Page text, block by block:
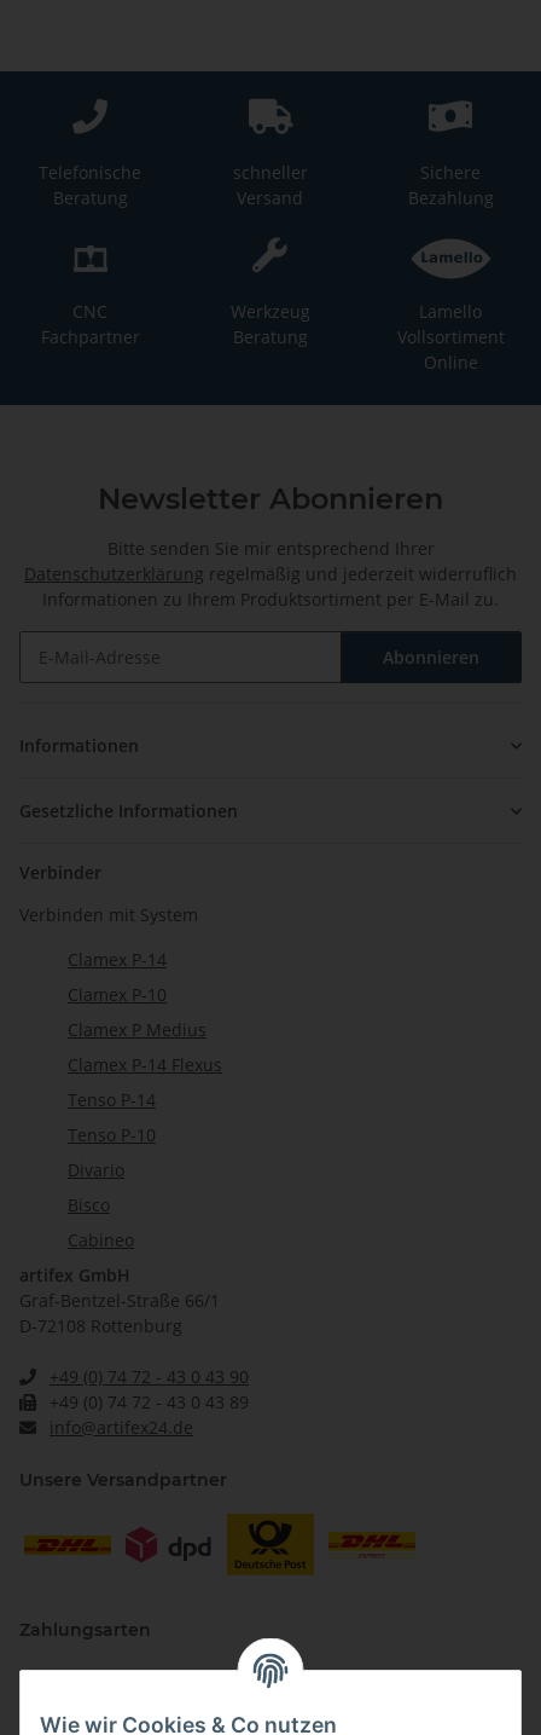
Wie wir Cookies & Co nutzen
Telefonische
Beratung
schneller
Versand
Sichere
Bezahlung
CNC
Fachpartner
Werkzeug
Beratung
Lamello
Vollsortiment
Online
Newsletter Abonnieren
Bitte senden Sie mir entsprechend Ihrer
Datenschutzerklärung regelmäßig und jederzeit widerruflich
Informationen zu Ihrem Produktsortiment per E-Mail zu.
Abonnieren
Informationen
Gesetzliche Informationen
Verbinder
Verbinden mit System
Clamex P-14
Clamex P-10
Clamex P Medius
Clamex P-14 Flexus
Tenso P-14
Tenso P-10
Divario
Bisco
Cabineo
artifex GmbH
Graf-Bentzel-Straße 66/1
D-72108 Rottenburg
+49 (0) 74 72 - 43 0 43 90
+49 (0) 74 72 - 43 0 43 89
info@artifex24.de
Unsere Versandpartner
Zahlungsarten